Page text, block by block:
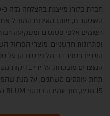
האוסטרית, מותג האיכות המוביל
רשומים אלפי פטנטים ומשקיעה
השנים מספר רב של פרסים הן על
המוצרים מובטחת על ידי בדיקות
תחת עומסים משתנים, על מנת
15 שנים, תוך עמידה בתקני BLUM המחמירים.